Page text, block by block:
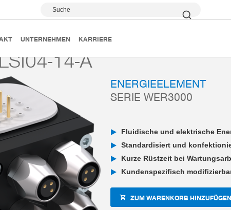
Suche
UNTERNEHMEN KARRIERE
Serie WER3000 elektrisch WER3000LSI04-14-A
14-A
ENERGIEELEMENT
SERIE WER3000
Fluidische und elektrische
Standardisiert und
Kurze Rüstzeit bei
Kundenspezifisch
ZUM WARENKORB HINZUFÜGEN